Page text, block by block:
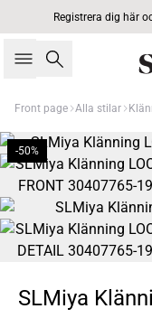
Registrera dig här
Sök
Front page Alla stilar
-50%
SLMiya